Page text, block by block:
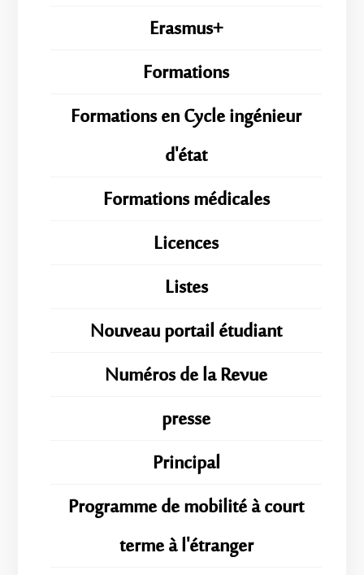
Erasmus+
Formations
Formations en Cycle ingénieur
d'état
Formations médicales
Licences
Listes
Nouveau portail étudiant
Numéros de la Revue
presse
Principal
Programme de mobilité à court
terme à l'étranger